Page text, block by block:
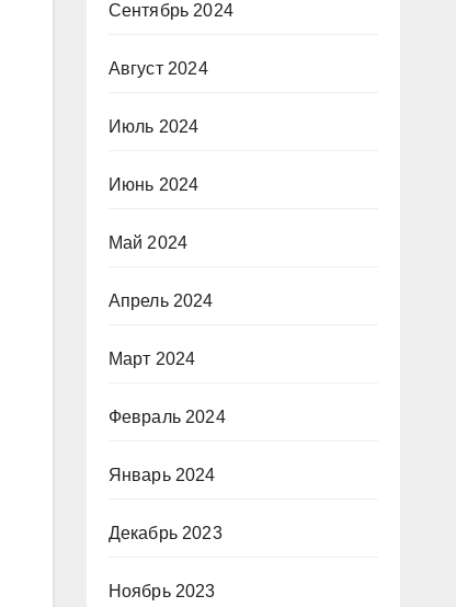
Сентябрь 2024
Август 2024
Июль 2024
Июнь 2024
Май 2024
Апрель 2024
Март 2024
Февраль 2024
Январь 2024
Декабрь 2023
Ноябрь 2023